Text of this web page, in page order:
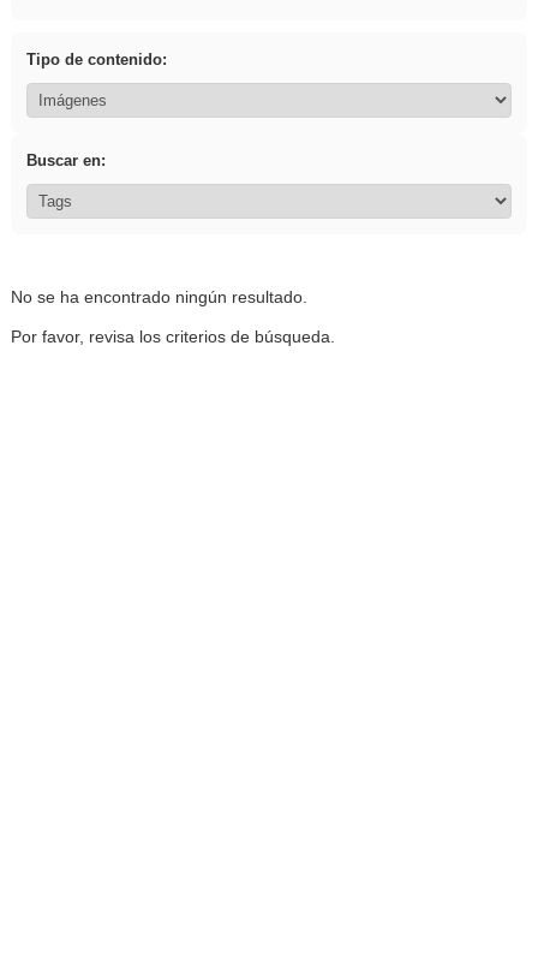
Tipo de contenido:
Buscar en:
No se ha encontrado ningún resultado.
Por favor, revisa los criterios de búsqueda.